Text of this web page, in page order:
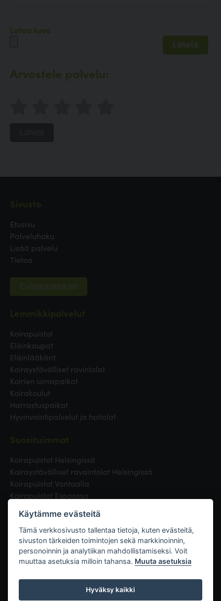
Lataa kuva
Arvostele palvelu:
Etusivu
Palveluhaku
Lisää palvelu
Tietoa
Evästeasetukset
Koirapuistot
Eläinkaupat
Eläinlääkärit
Koiraystävälliset ravintolat
Koirien uimapaikat
Koirakoulut
Harrastuspaikat
Hyvinvointipalvelut ja hoitolat
Koirapuistot Helsingissä
Koiraystävälliset ravaintolat Helsingissä
Koirapuistot Vantaalla
Koirapuistot Espoossa
Eläinlääkäri Helsingissä
Koirapuistot Tampereella
Linkit
Käytämme evästeitä
Tämä verkkosivusto tallentaa tietoja, kuten evästeitä,
sivuston tärkeiden toimintojen sekä markkinoinnin,
personoinnin ja analytiikan mahdollistamiseksi. Voit
muuttaa asetuksia milloin tahansa. Muuta asetuksia
Hyväksy kaikki